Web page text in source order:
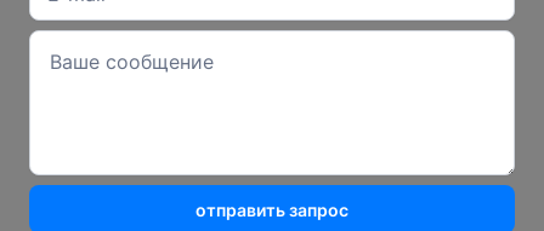
отправить запрос